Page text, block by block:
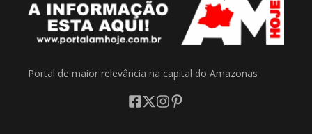
Portal de maior relevância na capital do Amazonas